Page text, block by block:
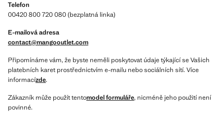
Telefon
00420 800 720 080 (bezplatná linka)
E-mailová adresa
contact@mangooutlet.com
Připomínáme vám, že byste neměli poskytovat údaje týkající se Vašich
platebních karet prostřednictvím e-mailu nebo sociálních sítí. Více
informacízde.
Zákazník může použít tentomodel formuláře, nicméně jeho použití není
povinné.